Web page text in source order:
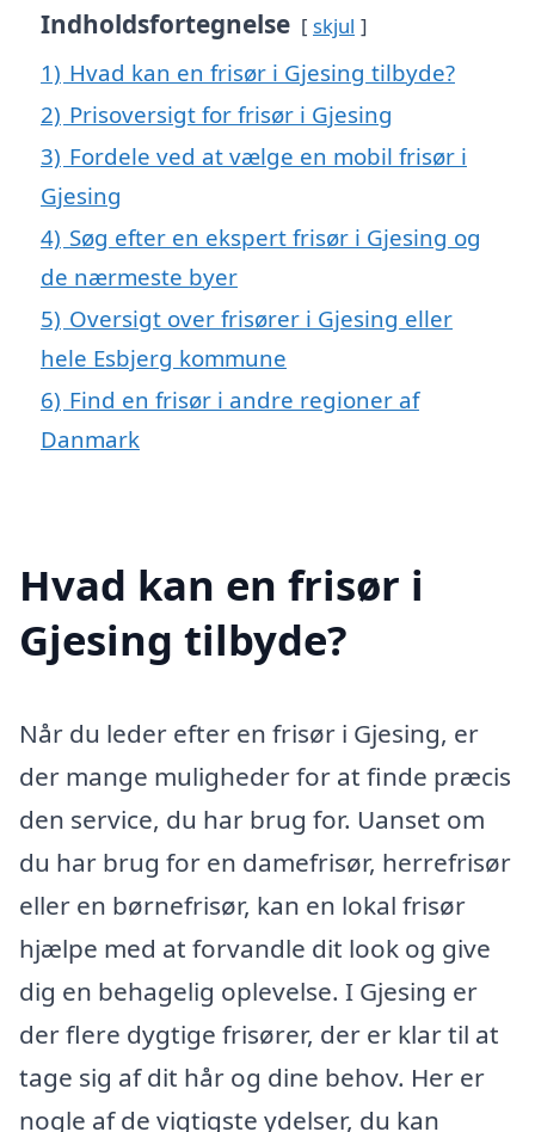
Indholdsfortegnelse skjul
1) Hvad kan en frisør i Gjesing tilbyde?
2) Prisoversigt for frisør i Gjesing
3) Fordele ved at vælge en mobil frisør i
Gjesing
4) Søg efter en ekspert frisør i Gjesing og
de nærmeste byer
5) Oversigt over frisører i Gjesing eller
hele Esbjerg kommune
6) Find en frisør i andre regioner af
Danmark
Hvad kan en frisør i
Gjesing tilbyde?
Når du leder efter en frisør i Gjesing, er
der mange muligheder for at finde præcis
den service, du har brug for. Uanset om
du har brug for en damefrisør, herrefrisør
eller en børnefrisør, kan en lokal frisør
hjælpe med at forvandle dit look og give
dig en behagelig oplevelse. I Gjesing er
der flere dygtige frisører, der er klar til at
tage sig af dit hår og dine behov. Her er
nogle af de vigtigste ydelser, du kan